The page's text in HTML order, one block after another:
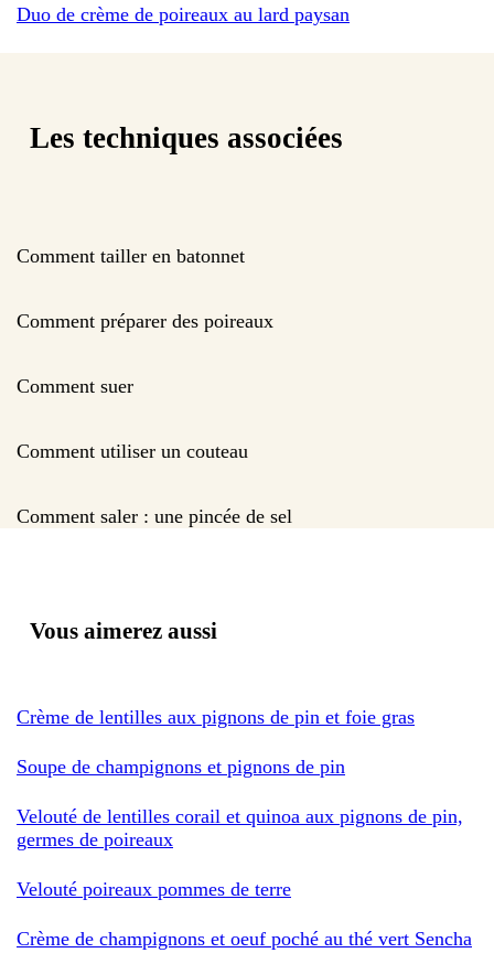
Duo de crème de poireaux au lard paysan
Les techniques associées
Comment tailler en batonnet
Comment préparer des poireaux
Comment suer
Comment utiliser un couteau
Comment saler : une pincée de sel
Vous aimerez aussi
Crème de lentilles aux pignons de pin et foie gras
Soupe de champignons et pignons de pin
Velouté de lentilles corail et quinoa aux pignons de pin,
germes de poireaux
Velouté poireaux pommes de terre
Crème de champignons et oeuf poché au thé vert Sencha